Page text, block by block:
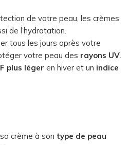
de votre peau, les crèmes
de l’hydratation.
tous les jours après votre
votre peau des rayons UV
plus léger en hiver et un indice
crème à son type de peau